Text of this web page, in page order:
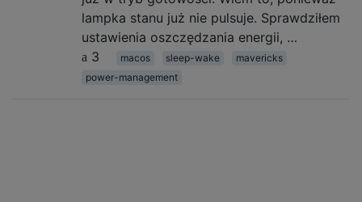
lampka stanu już nie pulsuje. Sprawdziłem
ustawienia oszczędzania energii, …
3
macos sleep-wake
mavericks
power-management